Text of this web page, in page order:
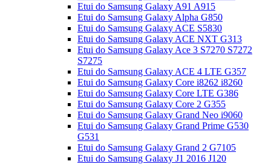
Etui do Samsung Galaxy A91 A915
Etui do Samsung Galaxy Alpha G850
Etui do Samsung Galaxy ACE S5830
Etui do Samsung Galaxy ACE NXT G313
Etui do Samsung Galaxy Ace 3 S7270 S7272
S7275
Etui do Samsung Galaxy ACE 4 LTE G357
Etui do Samsung Galaxy Core i8262 i8260
Etui do Samsung Galaxy Core LTE G386
Etui do Samsung Galaxy Core 2 G355
Etui do Samsung Galaxy Grand Neo i9060
Etui do Samsung Galaxy Grand Prime G530
G531
Etui do Samsung Galaxy Grand 2 G7105
Etui do Samsung Galaxy J1 2016 J120